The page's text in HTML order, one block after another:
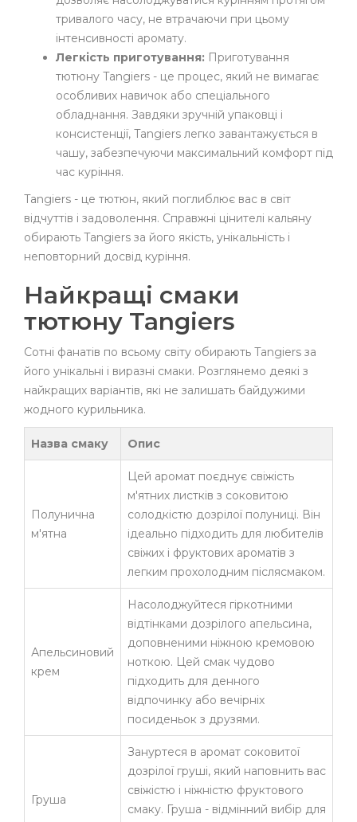
тривалого часу, не втрачаючи при цьому
інтенсивності аромату.
Легкість приготування: Приготування
тютюну Tangiers - це процес, який не вимагає
особливих навичок або спеціального
обладнання. Завдяки зручній упаковці і
консистенції, Tangiers легко завантажується в
чашу, забезпечуючи максимальний комфорт під
час куріння.
Tangiers - це тютюн, який поглиблює вас в світ
відчуттів і задоволення. Справжні цінителі кальяну
обирають Tangiers за його якість, унікальність і
неповторний досвід куріння.
Найкращі смаки
тютюну Tangiers
Сотні фанатів по всьому світу обирають Tangiers за
його унікальні і виразні смаки. Розглянемо деякі з
найкращих варіантів, які не залишать байдужими
жодного курильника.
Назва смаку Опис
Полунична
м'ятна
Цей аромат поєднує свіжість
м'ятних листків з соковитою
солодкістю дозрілої полуниці. Він
ідеально підходить для любителів
свіжих і фруктових ароматів з
легким прохолодним післясмаком.
Апельсиновий
крем
Насолоджуйтеся гіркотними
відтінками дозрілого апельсина,
доповненими ніжною кремовою
ноткою. Цей смак чудово
підходить для денного
відпочинку або вечірніх
посиденьок з друзями.
Груша
Зануртеся в аромат соковитої
дозрілої груші, який наповнить вас
свіжістю і ніжністю фруктового
смаку. Груша - відмінний вибір для